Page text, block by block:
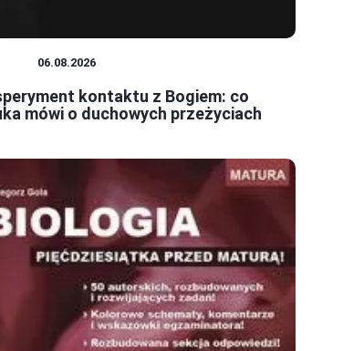
06.08.2026
kontaktu z Bogiem: co
mówi o duchowych przeżyciach